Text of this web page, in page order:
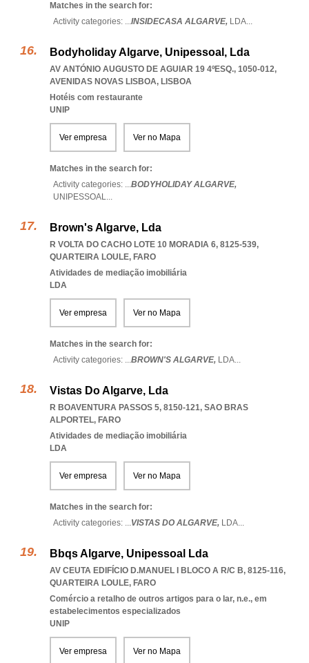
Matches in the search for:
Activity categories: ...INSIDECASA ALGARVE, LDA...
Bodyholiday Algarve, Unipessoal, Lda
AV ANTÓNIO AUGUSTO DE AGUIAR 19 4ºESQ., 1050-012,
AVENIDAS NOVAS LISBOA, LISBOA
Hotéis com restaurante
UNIP
Ver empresa Ver no Mapa
Matches in the search for:
Activity categories: ...BODYHOLIDAY ALGARVE,
UNIPESSOAL...
Brown's Algarve, Lda
R VOLTA DO CACHO LOTE 10 MORADIA 6, 8125-539,
QUARTEIRA LOULE, FARO
Atividades de mediação imobiliária
LDA
Ver empresa Ver no Mapa
Matches in the search for:
Activity categories: ...BROWN'S ALGARVE, LDA...
Vistas Do Algarve, Lda
R BOAVENTURA PASSOS 5, 8150-121, SAO BRAS
ALPORTEL, FARO
Atividades de mediação imobiliária
LDA
Ver empresa Ver no Mapa
Matches in the search for:
Activity categories: ...VISTAS DO ALGARVE, LDA...
Bbqs Algarve, Unipessoal Lda
AV CEUTA EDIFÍCIO D.MANUEL I BLOCO A R/C B, 8125-116,
QUARTEIRA LOULE, FARO
Comércio a retalho de outros artigos para o lar, n.e., em
estabelecimentos especializados
UNIP
Ver empresa Ver no Mapa